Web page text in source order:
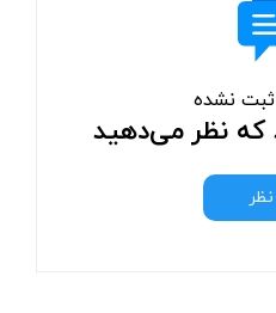
نشده
که نظر می‌دهید